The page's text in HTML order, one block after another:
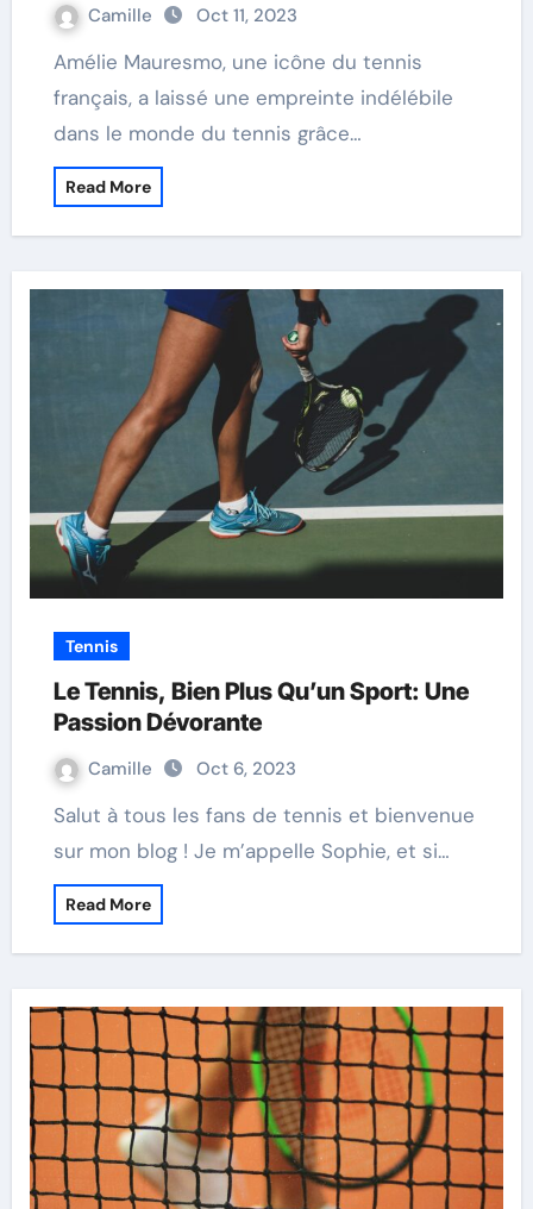
Camille Oct 11, 2023
Amélie Mauresmo, une icône du tennis
français, a laissé une empreinte indélébile
dans le monde du tennis grâce…
Read More
Tennis
Le Tennis, Bien Plus Qu’un Sport: Une
Passion Dévorante
Camille Oct 6, 2023
Salut à tous les fans de tennis et bienvenue
sur mon blog ! Je m’appelle Sophie, et si…
Read More